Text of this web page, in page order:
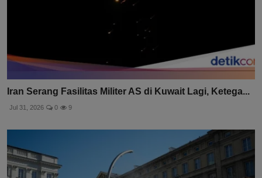
Iran Serang Fasilitas Militer AS di Kuwait Lagi, Ketega...
Jul 31, 2026 0 9